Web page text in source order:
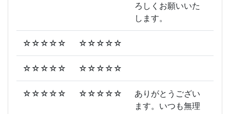
ろしくお願いいた
します。
☆☆☆☆☆ ☆☆☆☆☆
☆☆☆☆☆ ☆☆☆☆☆
☆☆☆☆☆ ☆☆☆☆☆
ありがとうござい
ます。いつも無理